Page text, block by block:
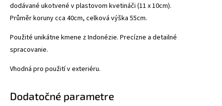
dodávané ukotvené v plastovom kvetináči (11 x 10cm).
Průměr koruny cca 40cm, celková výška 55cm.
Použité unikátne kmene z Indonézie. Precízne a detailné
spracovanie.
Vhodná pro použití v exteriéru.
Dodatočné parametre